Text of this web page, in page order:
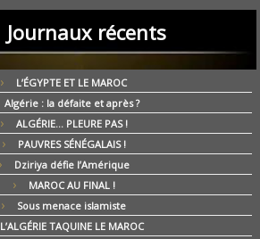
Journaux récents
L’ÉGYPTE ET LE MAROC
Algérie : la défaite et après ?
ALGÉRIE… PLEURE PAS !
PAUVRES SÉNÉGALAIS !
Dziriya défie l’Amérique
MAROC AU FINAL !
Sous menace islamiste
L’ALGÉRIE TAQUINE LE MAROC